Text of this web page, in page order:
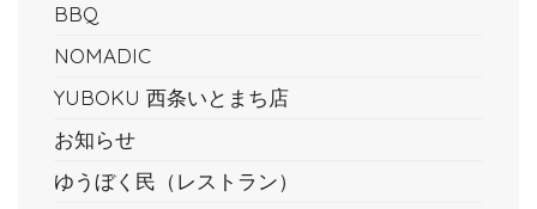
BBQ
NOMADIC
YUBOKU 西条いとまち店
お知らせ
ゆうぼく民（レストラン）